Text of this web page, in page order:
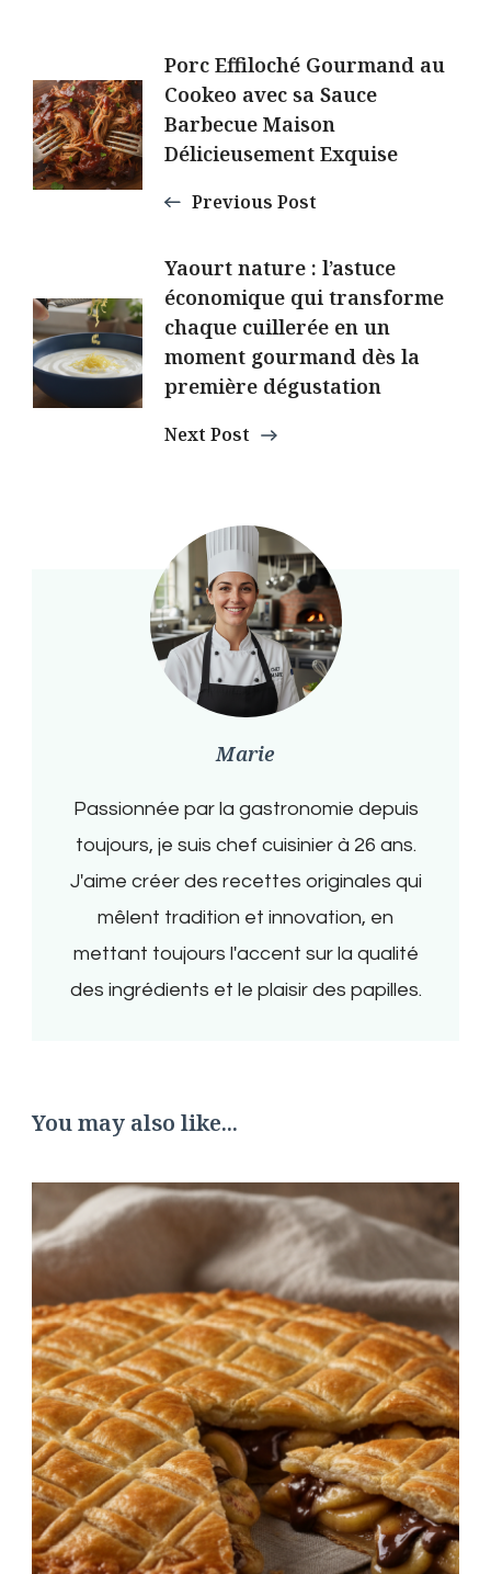
Post
Navigation
Porc Effiloché Gourmand au
Cookeo avec sa Sauce
Barbecue Maison
Délicieusement Exquise
Previous Post
Yaourt nature : l’astuce
économique qui transforme
chaque cuillerée en un
moment gourmand dès la
première dégustation
Next Post
Marie
Passionnée par la gastronomie depuis
toujours, je suis chef cuisinier à 26 ans.
J'aime créer des recettes originales qui
mêlent tradition et innovation, en
mettant toujours l'accent sur la qualité
des ingrédients et le plaisir des papilles.
You may also like...